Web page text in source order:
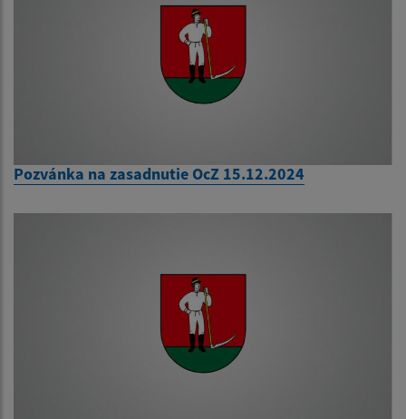
Pozvánka na zasadnutie OcZ 15.12.2024